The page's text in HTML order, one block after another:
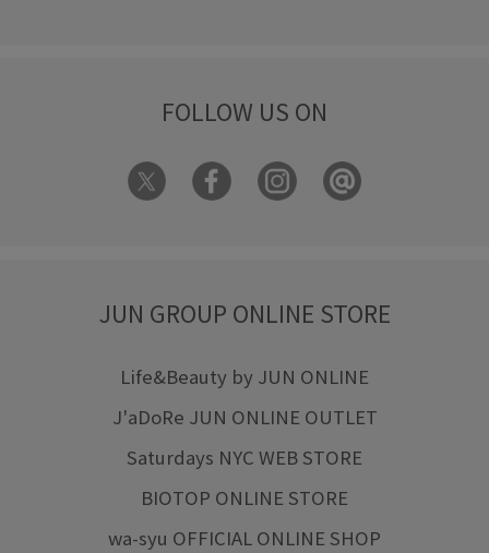
FOLLOW US ON
JUN GROUP ONLINE STORE
Life&Beauty by JUN ONLINE
J'aDoRe JUN ONLINE OUTLET
Saturdays NYC WEB STORE
BIOTOP ONLINE STORE
wa-syu OFFICIAL ONLINE SHOP